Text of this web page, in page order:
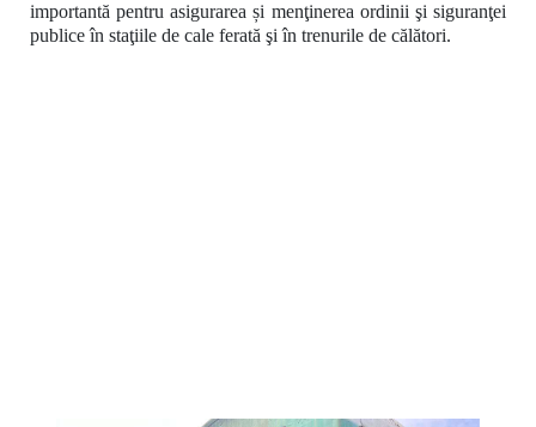
importantă pentru asigurarea și menţinerea ordinii şi siguranţei
publice în staţiile de cale ferată şi în trenurile de călători.